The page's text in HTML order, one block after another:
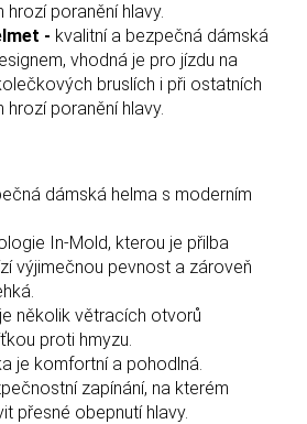
poranění hlavy.
- kvalitní a bezpečná dámská
vhodná je pro jízdu na
bruslích i při ostatních
poranění hlavy.
dámská helma s moderním
In-Mold, kterou je přilba
výjimečnou pevnost a zároveň
několik větracích otvorů
proti hmyzu.
je komfortní a pohodlná.
zapínání, na kterém
přesné obepnutí hlavy.